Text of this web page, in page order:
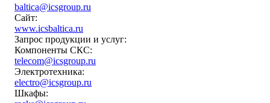
baltica@icsgroup.ru
Сайт:
www.icsbaltica.ru
Запрос продукции и услуг:
Компоненты СКС:
telecom@icsgroup.ru
Электротехника:
electro@icsgroup.ru
Шкафы: